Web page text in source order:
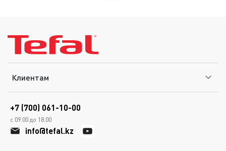
Клиентам
+7 (700) 061-10-00
с 09.00 до 18.00
info@tefal.kz